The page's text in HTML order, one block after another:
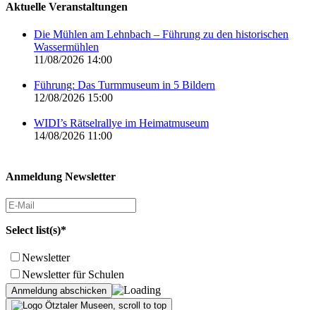
Aktuelle Veranstaltungen
Die Mühlen am Lehnbach – Führung zu den historischen
Wassermühlen
11/08/2026 14:00
Führung: Das Turmmuseum in 5 Bildern
12/08/2026 15:00
WIDI’s Rätselrallye im Heimatmuseum
14/08/2026 11:00
Anmeldung Newsletter
Select list(s)*
Newsletter
Newsletter für Schulen